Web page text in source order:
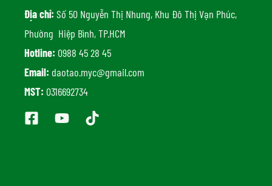
Địa chỉ: Số 50 Nguyễn Thị Nhung, Khu Đô Thị Vạn Phúc,
Phường Hiệp Bình, TP.HCM
Hotline: 0988 45 28 45
Email: daotao.myc@gmail.com
MST: 0316692734